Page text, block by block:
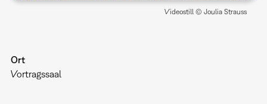
Videostill © Joulia Strauss
Ort
Vortragssaal